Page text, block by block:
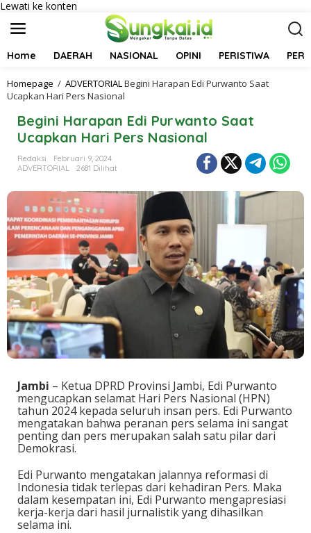
Lewati ke konten
Home DAERAH NASIONAL OPINI PERISTIWA
Homepage / ADVERTORIALBegini Harapan Edi Purwanto Saat
Ucapkan Hari Pers Nasional
Begini Harapan Edi Purwanto Saat
Ucapkan Hari Pers Nasional
Redaksi
Februari 9, 2024
ADVERTORIAL
2681 Dilihat
Jambi – Ketua DPRD Provinsi Jambi, Edi Purwanto
mengucapkan selamat Hari Pers Nasional (HPN)
tahun 2024 kepada seluruh insan pers. Edi Purwanto
mengatakan bahwa peranan pers selama ini sangat
penting dan pers merupakan salah satu pilar dari
Demokrasi.
Edi Purwanto mengatakan jalannya reformasi di
Indonesia tidak terlepas dari kehadiran Pers. Maka
dalam kesempatan ini, Edi Purwanto mengapresiasi
kerja-kerja dari hasil jurnalistik yang dihasilkan
selama ini.